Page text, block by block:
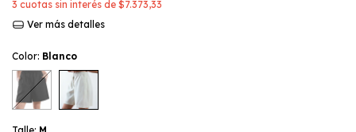
3 cuotas sin interés de $7.373,33
Ver más detalles
Color: Blanco